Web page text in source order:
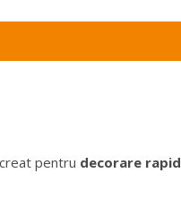
pentru decorare